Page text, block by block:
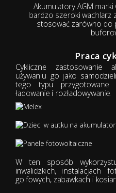
mniejszych pojazdach (np.
inwalidzkich, quadach)
dziecięcych zabawkach
Akumulatory AGM
bardzo szeroki wachlarz
stosować zarówno do
Praca
Cykliczne zastosowanie
używaniu go jako
tego typu
ładowanie i rozładowywanie.
W ten sposób
inwalidzkich, instalacjach
golfowych, zabawkach i